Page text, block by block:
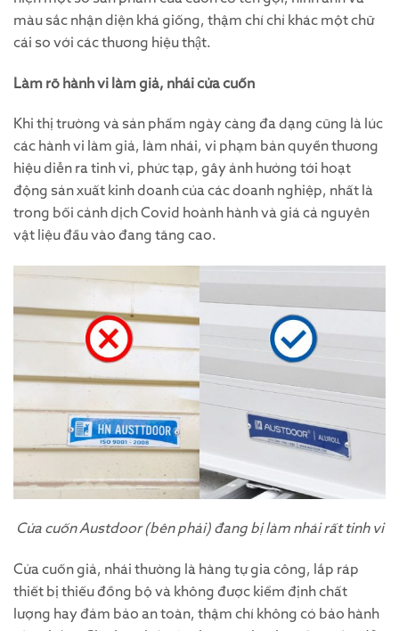
màu sắc nhận diện khá giống, thậm chí chỉ khác một chữ
cái so với các thương hiệu thật.
Làm rõ hành vi làm giả, nhái cửa cuốn
Khi thị trường và sản phẩm ngày càng đa dạng cũng là lúc
các hành vi làm giả, làm nhái, vi phạm bản quyền thương
hiệu diễn ra tinh vi, phức tạp, gây ảnh hưởng tới hoạt
động sản xuất kinh doanh của các doanh nghiệp, nhất là
trong bối cảnh dịch Covid hoành hành và giá cả nguyên
vật liệu đầu vào đang tăng cao.
Cửa cuốn Austdoor (bên phải) đang bị làm nhái rất tinh vi
Cửa cuốn giả, nhái thường là hàng tự gia công, lắp ráp
thiết bị thiếu đồng bộ và không được kiểm định chất
lượng hay đảm bảo an toàn, thậm chí không có bảo hành